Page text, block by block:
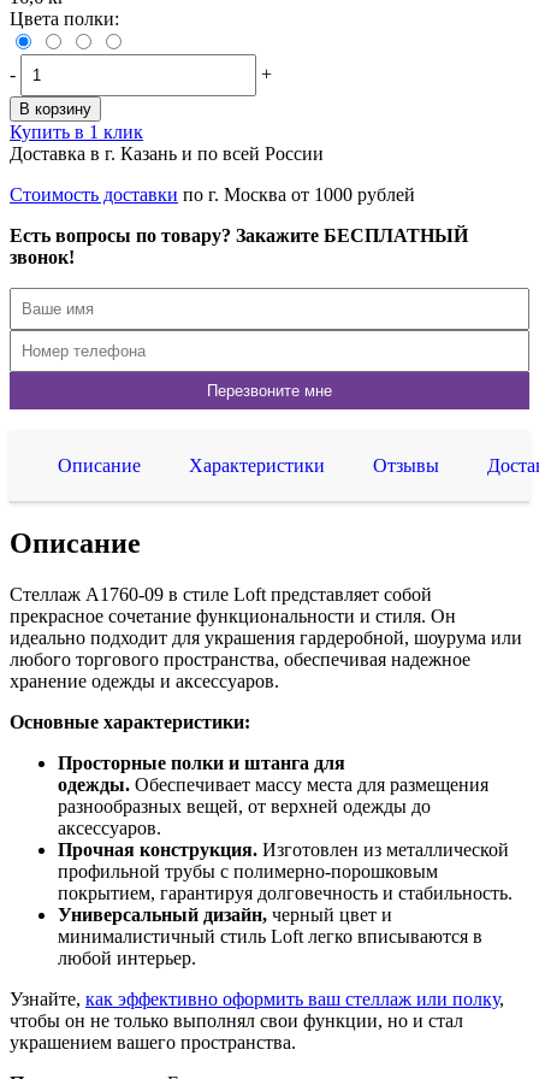
Цвета полки:
- +
В корзину
Купить в 1 клик
Доставка в г. Казань и по всей России
Стоимость доставки по г. Москва от 1000 рублей
Есть вопросы по товару? Закажите БЕСПЛАТНЫЙ
звонок!
Описание Характеристики Отзывы
Описание
Стеллаж A1760-09 в стиле Loft представляет собой
прекрасное сочетание функциональности и стиля. Он
идеально подходит для украшения гардеробной, шоурума или
любого торгового пространства, обеспечивая надежное
хранение одежды и аксессуаров.
Основные характеристики:
Просторные полки и штанга для
одежды. Обеспечивает массу места для размещения
разнообразных вещей, от верхней одежды до
аксессуаров.
Прочная конструкция. Изготовлен из металлической
профильной трубы с полимерно-порошковым
покрытием, гарантируя долговечность и стабильность.
Универсальный дизайн, черный цвет и
минималистичный стиль Loft легко вписываются в
любой интерьер.
Узнайте, как эффективно оформить ваш стеллаж или полку,
чтобы он не только выполнял свои функции, но и стал
украшением вашего пространства.